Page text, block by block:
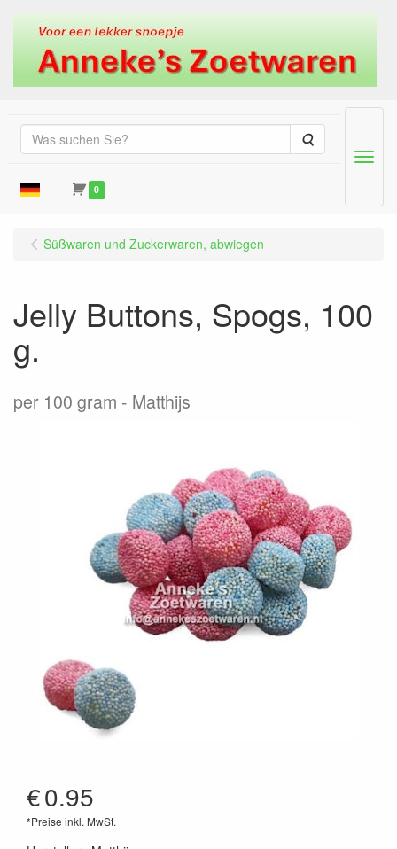
Suche
0
Menu
Süßwaren und Zuckerwaren, abwiegen
Jelly Buttons, Spogs, 100
g.
per 100 gram Matthijs
€0.95
*Preise inkl. MwSt.